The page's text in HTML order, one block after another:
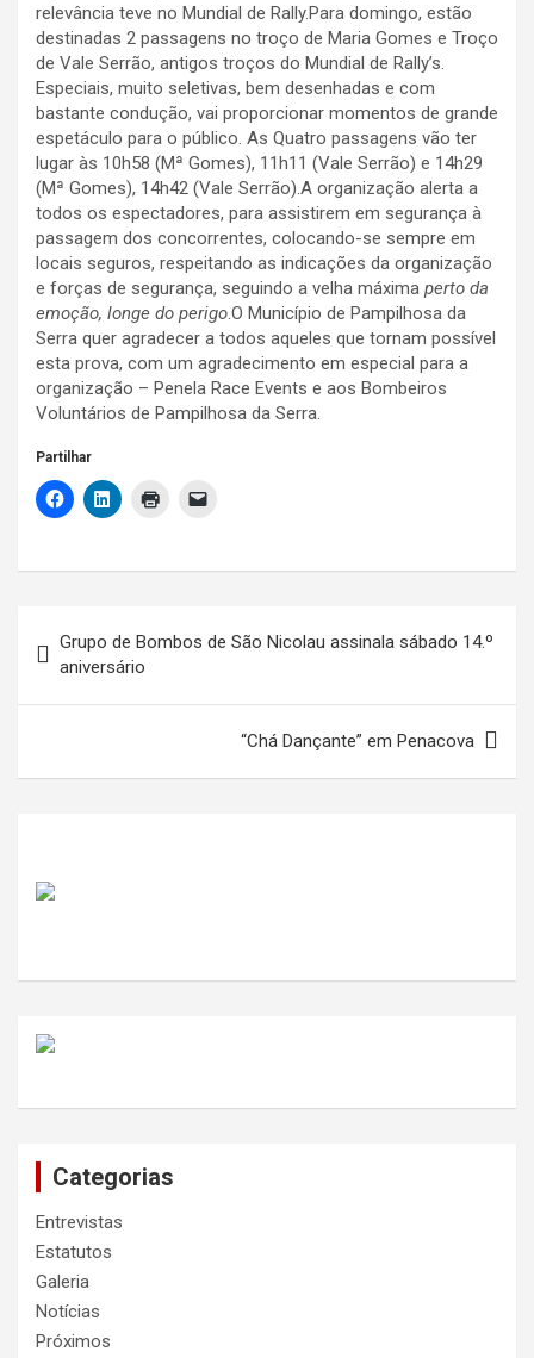
relevância teve no Mundial de Rally.Para domingo, estão
destinadas 2 passagens no troço de Maria Gomes e Troço
de Vale Serrão, antigos troços do Mundial de Rally’s.
Especiais, muito seletivas, bem desenhadas e com
bastante condução, vai proporcionar momentos de grande
espetáculo para o público. As Quatro passagens vão ter
lugar às 10h58 (Mª Gomes), 11h11 (Vale Serrão) e 14h29
(Mª Gomes), 14h42 (Vale Serrão).A organização alerta a
todos os espectadores, para assistirem em segurança à
passagem dos concorrentes, colocando-se sempre em
locais seguros, respeitando as indicações da organização
e forças de segurança, seguindo a velha máxima perto da
emoção, longe do perigo.O Município de Pampilhosa da
Serra quer agradecer a todos aqueles que tornam possível
esta prova, com um agradecimento em especial para a
organização – Penela Race Events e aos Bombeiros
Voluntários de Pampilhosa da Serra.
Partilhar
de
artigos
Grupo de Bombos de São Nicolau assinala sábado 14.º
aniversário
“Chá Dançante” em Penacova
Categorias
Entrevistas
Estatutos
Galeria
Notícias
Próximos